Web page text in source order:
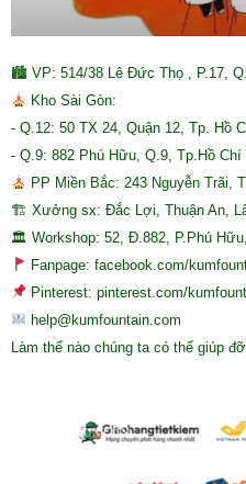
🏙 VP: 514/38 Lê Đức Thọ , P.17,
Kho Sài Gòn:
- Q.12: 50 TX 24, Quận 12, Tp. Hồ
- Q.9: 882 Phú Hữu, Q.9, Tp.Hồ Chí
PP Miền Bắc: 243 Nguyễn Trãi,
🏗 Xưởng sx: Đắc Lợi, Thuận An,
🏛 Workshop: 52, Đ.882, P.Phú
Fanpage: facebook.com/
Pinterest: pinterest.com/
help@kumfountain.com
Làm thế nào chúng ta có thể giúp